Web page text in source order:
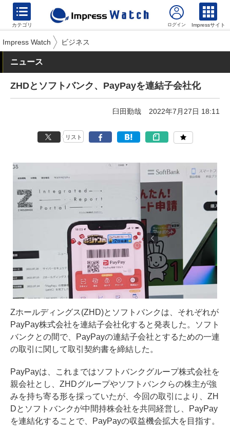
カテゴリ Impressサイト
Impress Watch ビジネス
ニュース
ZHDとソフトバンク、PayPayを連結子会社化
臼田勤哉 2022年7月27日 18:11
リスト
Zホールディングス(ZHD)とソフトバンクは、それぞれが
PayPay株式会社を連結子会社化すると発表した。ソフト
バンクとの間で、PayPayの連結子会社とするための一連
の取引に関して取引契約書を締結した。
PayPayは、これまではソフトバンクグループ株式会社を
親会社とし、ZHDグループやソフトバンクらの株主が強
みを持ち寄る形を採っていたが、今回の取引により、ZH
Dとソフトバンクが中間持株会社を共同経営し、PayPay
を連結化することで、PayPayの収益機会拡大を目指す。